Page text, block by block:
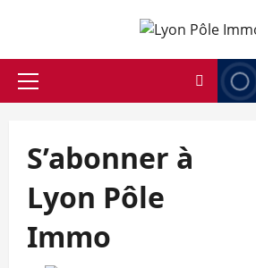
contenu
Menu
S’abonner à
Lyon Pôle
Immo